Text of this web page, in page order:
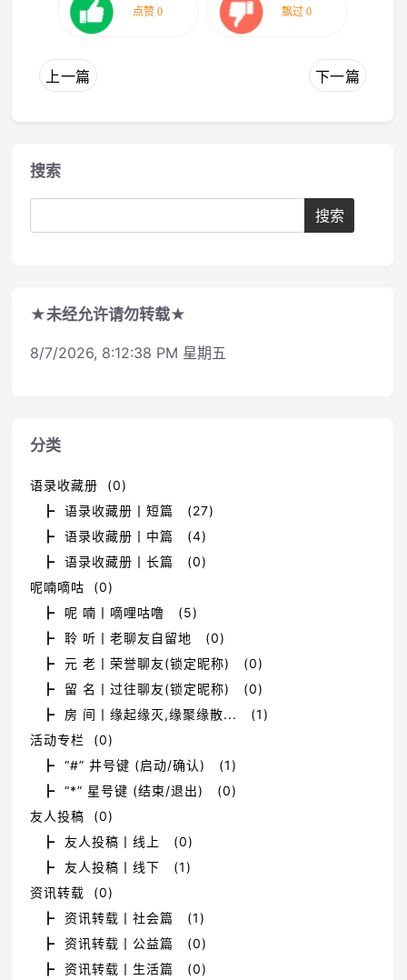
上一篇 下一篇
搜索
★未经允许请勿转载★
8/7/2026, 8:12:38 PM 星期五
分类
语录收藏册 (0)
┣ 语录收藏册丨短篇 (27)
┣ 语录收藏册丨中篇 (4)
┣ 语录收藏册丨长篇 (0)
呢喃嘀咕 (0)
┣ 呢 喃丨嘀哩咕噜 (5)
┣ 聆 听丨老聊友自留地 (0)
┣ 元 老丨荣誉聊友(锁定昵称) (0)
┣ 留 名丨过往聊友(锁定昵称) (0)
┣ 房 间丨缘起缘灭,缘聚缘散... (1)
活动专栏 (0)
┣ “#” 井号键 (启动/确认) (1)
┣ “*” 星号键 (结束/退出) (0)
友人投稿 (0)
┣ 友人投稿丨线上 (0)
┣ 友人投稿丨线下 (1)
资讯转载 (0)
┣ 资讯转载丨社会篇 (1)
┣ 资讯转载丨公益篇 (0)
┣ 资讯转载丨生活篇 (0)